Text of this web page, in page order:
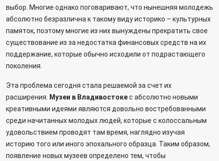
выбор. Многие однако поговаривают, что нынешняя молодежь
абсолютно безразлична к такому виду историко – культурных
памяток, поэтому многие из них вынуждены прекратить свое
существование из за недостатка финансовых средств на их
поддержание, которые обычно исходили от подрастающего
поколения.
Эта проблема сегодня стала решаемой за счет их
расширения.
Музеи в Владивостокес абсолютно новыми
креативными идеями являются довольно востребованными
среди начитанных молодых людей, которые с колоссальным
удовольствием проводят там время, наглядно изучая
историю того или иного эпохального образца. Таким образом,
появление новых музеев определено тем, чтобы